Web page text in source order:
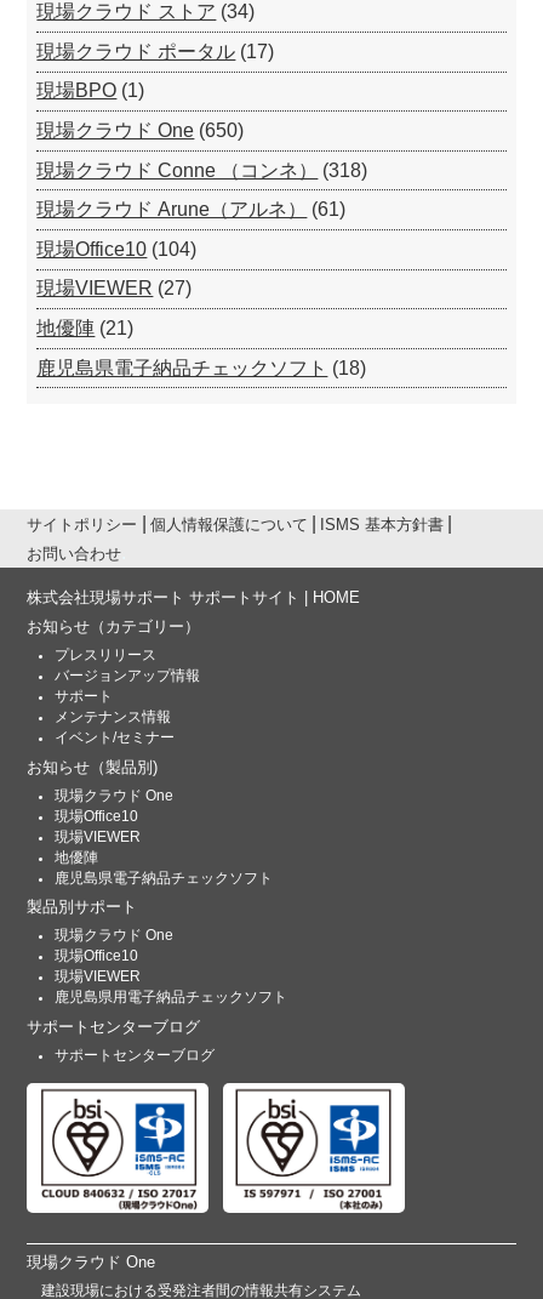
現場クラウド ストア (34)
現場クラウド ポータル (17)
現場BPO (1)
現場クラウド One (650)
現場クラウド Conne （コンネ）
(318)
現場クラウド Arune（アルネ）
(61)
現場Office10 (104)
現場VIEWER (27)
地優陣 (21)
鹿児島県電子納品チェックソフト (18)
サイトポリシー 個人情報保護について
ISMS 基本方針書
お問い合わせ
株式会社現場サポート サポートサイト | HOME
お知らせ （カテゴリー）
プレスリリース
バージョンアップ情報
サポート
メンテナンス情報
イベント/セミナー
お知らせ （製品別)
現場クラウド One
現場Office10
現場VIEWER
地優陣
鹿児島県電子納品チェックソフト
製品別サポート
現場クラウド One
現場Office10
現場VIEWER
鹿児島県用電子納品チェックソフト
サポートセンターブログ
サポートセンターブログ
現場クラウド One
建設現場における受発注者間の情報共有システム